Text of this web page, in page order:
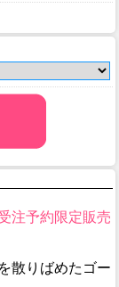
注予約限定販売
散りばめたゴー